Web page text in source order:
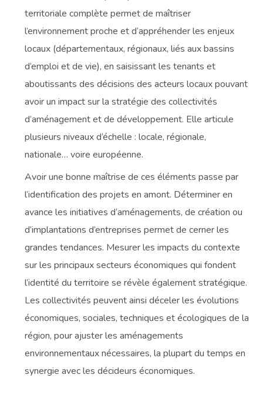
territoriale complète permet de maîtriser
l’environnement proche et d’appréhender les enjeux
locaux (départementaux, régionaux, liés aux bassins
d’emploi et de vie), en saisissant les tenants et
aboutissants des décisions des acteurs locaux pouvant
avoir un impact sur la stratégie des collectivités
d’aménagement et de développement. Elle articule
plusieurs niveaux d’échelle : locale, régionale,
nationale… voire européenne.
Avoir une bonne maîtrise de ces éléments passe par
l’identification des projets en amont. Déterminer en
avance les initiatives d’aménagements, de création ou
d’implantations d’entreprises permet de cerner les
grandes tendances. Mesurer les impacts du contexte
sur les principaux secteurs économiques qui fondent
l’identité du territoire se révèle également stratégique.
Les collectivités peuvent ainsi déceler les évolutions
économiques, sociales, techniques et écologiques de la
région, pour ajuster les aménagements
environnementaux nécessaires, la plupart du temps en
synergie avec les décideurs économiques.